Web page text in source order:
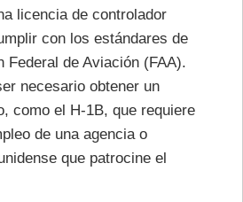
licencia de controlador
con los estándares de
Federal de Aviación (FAA).
necesario obtener un
como el H-1B, que requiere
de una agencia o
que patrocine el